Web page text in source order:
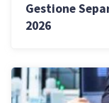
Gestione
2026